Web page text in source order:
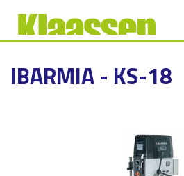
IBARMIA - KS-18